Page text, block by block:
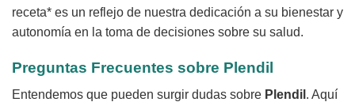
receta* es un reflejo de nuestra dedicación a su bienestar y
autonomía en la toma de decisiones sobre su salud.
Preguntas Frecuentes sobre Plendil
Entendemos que pueden surgir dudas sobre Plendil . Aquí